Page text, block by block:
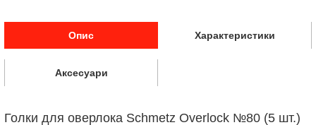
Опис Характеристики
Аксесуари
Голки для оверлока Schmetz Overlock №80 (5 шт.)